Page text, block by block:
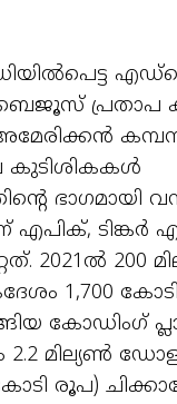
പ്രതാപ
കുടിശികകള്‍
ഭാഗമായി
ടിങ്കര്‍
2021ല്‍ 200
1,700
കോഡിംഗ്
2.2 മില്യണ്‍
രൂപ)